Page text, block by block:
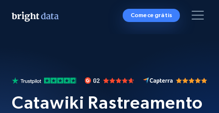
Comece grátis
Catawiki Rastreamento